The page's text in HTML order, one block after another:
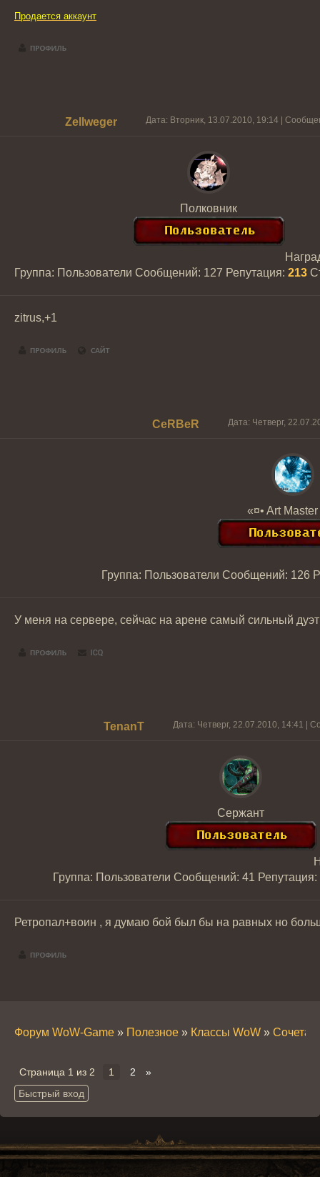
Продается аккаунт
Zellweger Дата: Вторник, 13.07.2010, 19:14 |
Полковник
Группа: Пользователи Сообщений: 127 Репутация: 213
zitrus,+1
CeRBeR Дата: Четверг,
«¤• Art Master
Группа: Пользователи Сообщений: 126
У меня на сервере, сейчас на арене самый сильный
TenanT Дата: Четверг, 22.07.2010, 14:41 |
Сержант
Группа: Пользователи Сообщений: 41 Репутация:
Ретропал+воин , я думаю бой был бы на равных но
Форум WoW-Game » Полезное » Классы WoW »
Страница 1 из 2 1 2 »